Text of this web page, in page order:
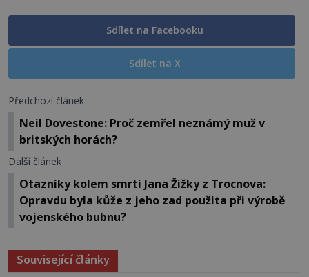
Sdílet na Facebooku
Sdílet na X
Předchozí článek
Neil Dovestone: Proč zemřel neznámý muž v
britských horách?
Další článek
Otazníky kolem smrti Jana Žižky z Trocnova:
Opravdu byla kůže z jeho zad použita při výrobě
vojenského bubnu?
Související články